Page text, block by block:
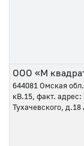
ООО «М
644081 Омская
кВ.15, факт.
Тухачевского, д.18